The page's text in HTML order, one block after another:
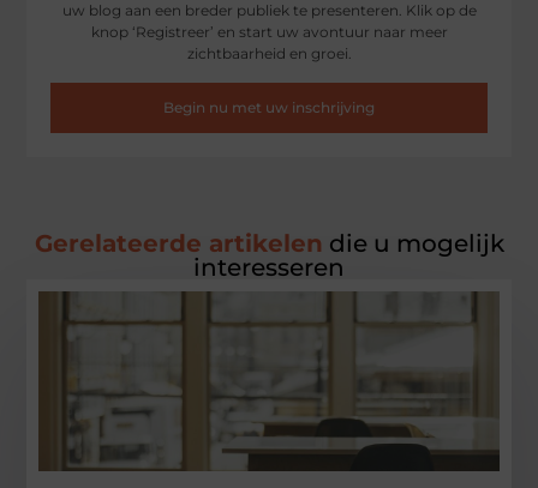
uw blog aan een breder publiek te presenteren. Klik op de
knop ‘Registreer’ en start uw avontuur naar meer
zichtbaarheid en groei.
Begin nu met uw inschrijving
Gerelateerde artikelen die u mogelijk
interesseren